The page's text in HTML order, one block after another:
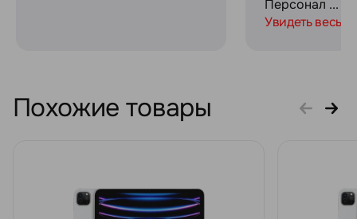
Персонал ...
Увидеть весь
Похожие товары